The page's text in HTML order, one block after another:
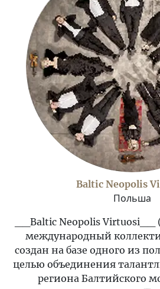
Baltic Neopolis
Польша
__Baltic Neopolis
международный
создан на базе одного из
целью объединения
региона Балтийского